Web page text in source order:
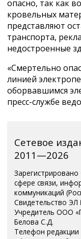
опасно, так как
кровельных
представляют
транспорта,
недостроенные
«Смертельно
линией
оборвавшимся
пресс-службе
Сетевое
2011—2026
сфере связи,
коммуникаций
Свидетельство
Учредитель ООО
Белова С.Д.
Телефон редакции